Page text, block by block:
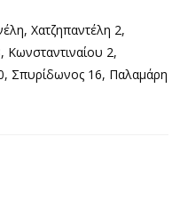
Χατζηπαντέλη 2,
2,
Σπυρίδωνος 16, Παλαμάρη